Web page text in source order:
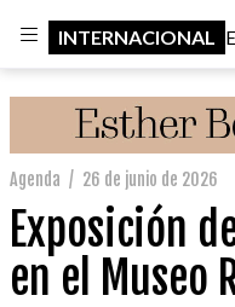
INTERNACIONAL
Agenda / 26 de junio de 2026
Exposición
en el Museo